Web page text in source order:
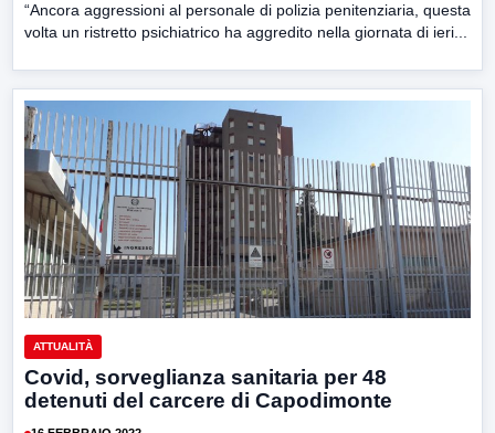
“Ancora aggressioni al personale di polizia penitenziaria, questa
volta un ristretto psichiatrico ha aggredito nella giornata di ieri...
ATTUALITÀ
Covid, sorveglianza sanitaria per 48
detenuti del carcere di Capodimonte